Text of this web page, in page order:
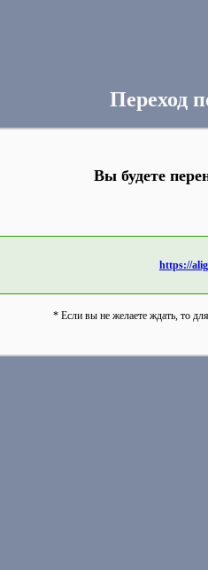
Переход
Вы будете
https://
* Если вы не желаете ждать, то